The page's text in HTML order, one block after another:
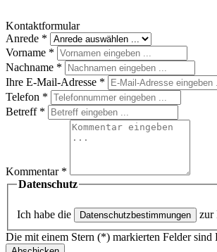
Kontaktformular
Anrede *
Vorname *
Nachname *
Ihre E-Mail-Adresse *
Telefon *
Betreff *
Kommentar *
Datenschutz
Ich habe die Datenschutzbestimmungen
zur
Die mit einem Stern (*) markierten Felder sind